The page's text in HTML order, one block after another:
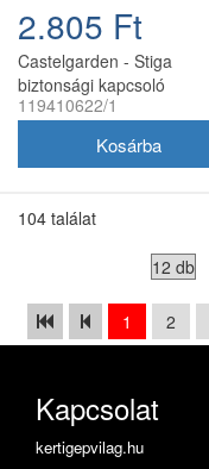
2.805 Ft
Castelgarden - Stiga
biztonsági kapcsoló
119410613/0
119410622/1
104 találat
1 2
Kapcsolat
kertigepvilag.hu